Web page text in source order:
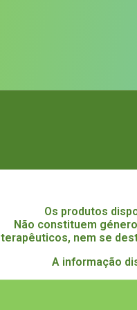
Os produtos
Não constituem
terapêuticos, nem se
A informação